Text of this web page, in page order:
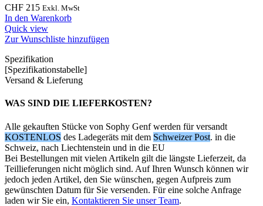
CHF 215 Exkl. MwSt
In den Warenkorb
Quick view
Zur Wunschliste hinzufügen
Spezifikation
[Spezifikationstabelle]
Versand & Lieferung
WAS SIND DIE LIEFERKOSTEN?
Alle gekauften Stücke von Sophy Genf werden für versandt
KOSTENLOS des Ladegeräts mit dem Schweizer Post. in die
Schweiz, nach Liechtenstein und in die EU
Bei Bestellungen mit vielen Artikeln gilt die längste Lieferzeit, da
Teillieferungen nicht möglich sind. Auf Ihren Wunsch können wir
jedoch jeden Artikel, den Sie wünschen, gegen Aufpreis zum
gewünschten Datum für Sie versenden. Für eine solche Anfrage
laden wir Sie ein, Kontaktieren Sie unser Team.